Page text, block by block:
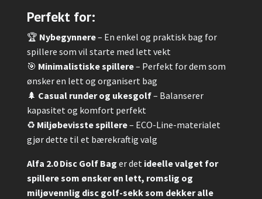
Perfekt for:
🏆 Nybegynnere– En enkel og praktisk bag for
spillere som vil starte med lett vekt
🎯 Minimalistiske spillere– Perfekt for dem som
ønsker en lett og organisert bag
🌲 Casual runder og ukesgolf– Balanserer
kapasitet og komfort perfekt
♻ Miljøbevisste spillere– ECO-Line-materialet
gjør dette til et bærekraftig valg
Alfa 2.0 Disc Golf Bag er det ideelle valget for
spillere som ønsker en lett, romslig og
miljøvennlig disc golf-sekk som dekker alle